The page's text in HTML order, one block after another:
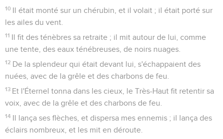
10 Il était monté sur un chérubin, et il volait ; il était porté sur
les ailes du vent.
11 Il fit des ténèbres sa retraite ; il mit autour de lui, comme
une tente, des eaux ténébreuses, de noirs nuages.
12 De la splendeur qui était devant lui, s'échappaient des
nuées, avec de la grêle et des charbons de feu.
13 Et l'Éternel tonna dans les cieux, le Très-Haut fit retentir sa
voix, avec de la grêle et des charbons de feu.
14 Il lança ses flèches, et dispersa mes ennemis ; il lança des
éclairs nombreux, et les mit en déroute.